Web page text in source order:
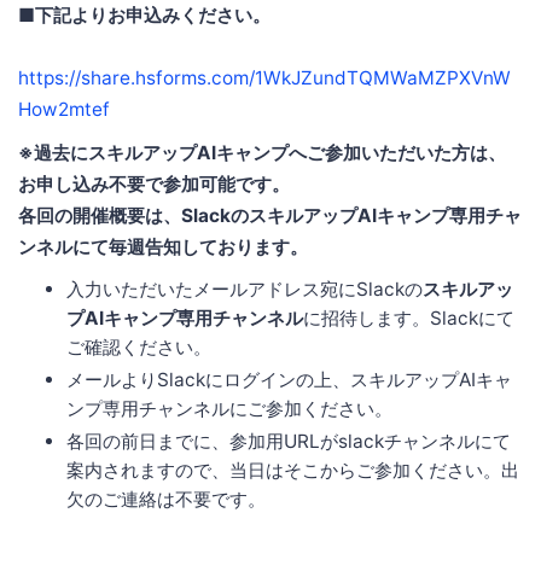
■下記よりお申込みください。
https://share.hsforms.com/1WkJZundTQMWaMZPXVnW
How2mtef
※過去にスキルアップAIキャンプへご参加いただいた方は、
お申し込み不要で参加可能です。
各回の開催概要は、SlackのスキルアップAIキャンプ専用チャ
ンネルにて毎週告知しております。
入力いただいたメールアドレス宛にSlackのスキルアッ
プAIキャンプ専用チャンネルに招待します。Slackにて
ご確認ください。
メールよりSlackにログインの上、スキルアップAIキャ
ンプ専用チャンネルにご参加ください。
各回の前日までに、参加用URLがslackチャンネルにて
案内されますので、当日はそこからご参加ください。出
欠のご連絡は不要です。